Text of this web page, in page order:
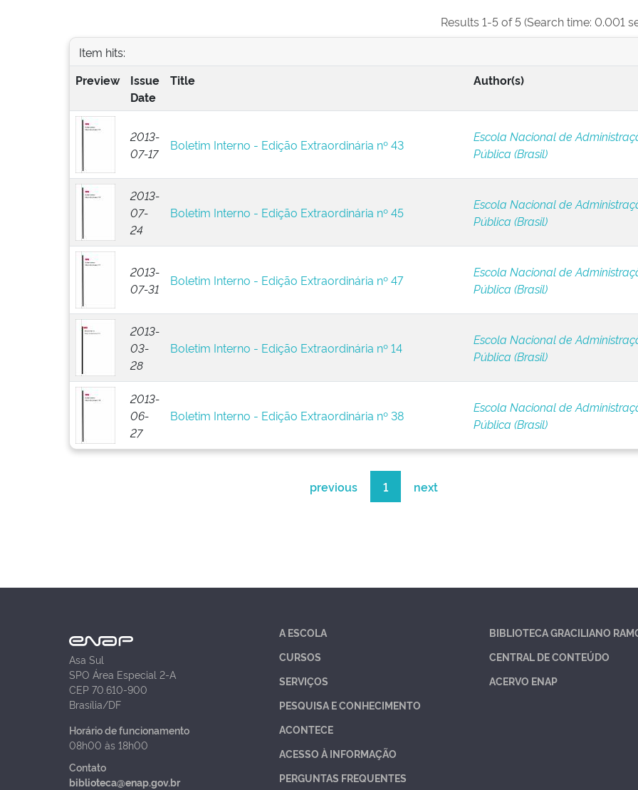
Results 1-5 of 5 (Search time: 0.001
Item hits:
Preview
Issue
Date
Title Author(s)
2013-
07-17
Boletim Interno - Edição Extraordinária nº 43
Escola Nacional de
Pública (Brasil)
2013-
07-
24
Boletim Interno - Edição Extraordinária nº 45
Escola Nacional de
Pública (Brasil)
2013-
07-31
Boletim Interno - Edição Extraordinária nº 47
Escola Nacional de
Pública (Brasil)
2013-
03-
28
Boletim Interno - Edição Extraordinária nº 14
Escola Nacional de
Pública (Brasil)
2013-
06-
27
Boletim Interno - Edição Extraordinária nº 38
Escola Nacional de
Pública (Brasil)
previous 1 next
Asa Sul
SPO Área Especial 2-A
CEP 70.610-900
Brasília/DF
Horário de funcionamento
08h00 às 18h00
Contato
biblioteca@enap.gov.br
A ESCOLA
CURSOS
SERVIÇOS
PESQUISA E CONHECIMENTO
ACONTECE
ACESSO À INFORMAÇÃO
PERGUNTAS FREQUENTES
BIBLIOTECA GRACILIANO
CENTRAL DE CONTEÚDO
ACERVO ENAP